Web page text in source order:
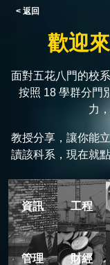
< 返回
歡迎
面對五花八門的校
按照 18 學群分門
力
教授分享，讓你能
讀該科系，現在就
資訊 工程
管理 財經